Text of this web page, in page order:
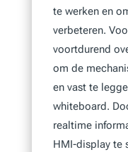
te werken en
verbeteren.
voortdurend
om de
en vast te
whiteboard.
realtime
HMI-display te